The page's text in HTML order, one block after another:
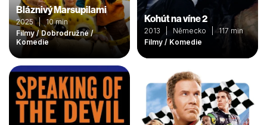
Bláznivý Marsupilami
2025 | 10 min
Filmy / Dobrodružné /
Komedie
Kohút na víne 2
2013 | Německo | 117 min
Filmy / Komedie